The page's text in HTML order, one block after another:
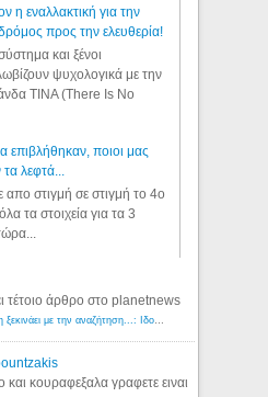
η εναλλακτική για την
προς την ελευθερία!
και ξένοι
ψυχολογικά με την
TINA (There Is No
επιβλήθηκαν, ποιοι μας
λεφτά...
απο στιγμή σε στιγμή το 4ο
τα στοιχεία για τα 3
τέτοιο άρθρο στο planetnews
Λόγιος Ερμής | Η γνώση ξεκινάει με την αναζήτηση...: Ιδού οι 18 που χρωστούν 11 δις ευρώ!
και κουραφεξαλα γραφετε ειναι